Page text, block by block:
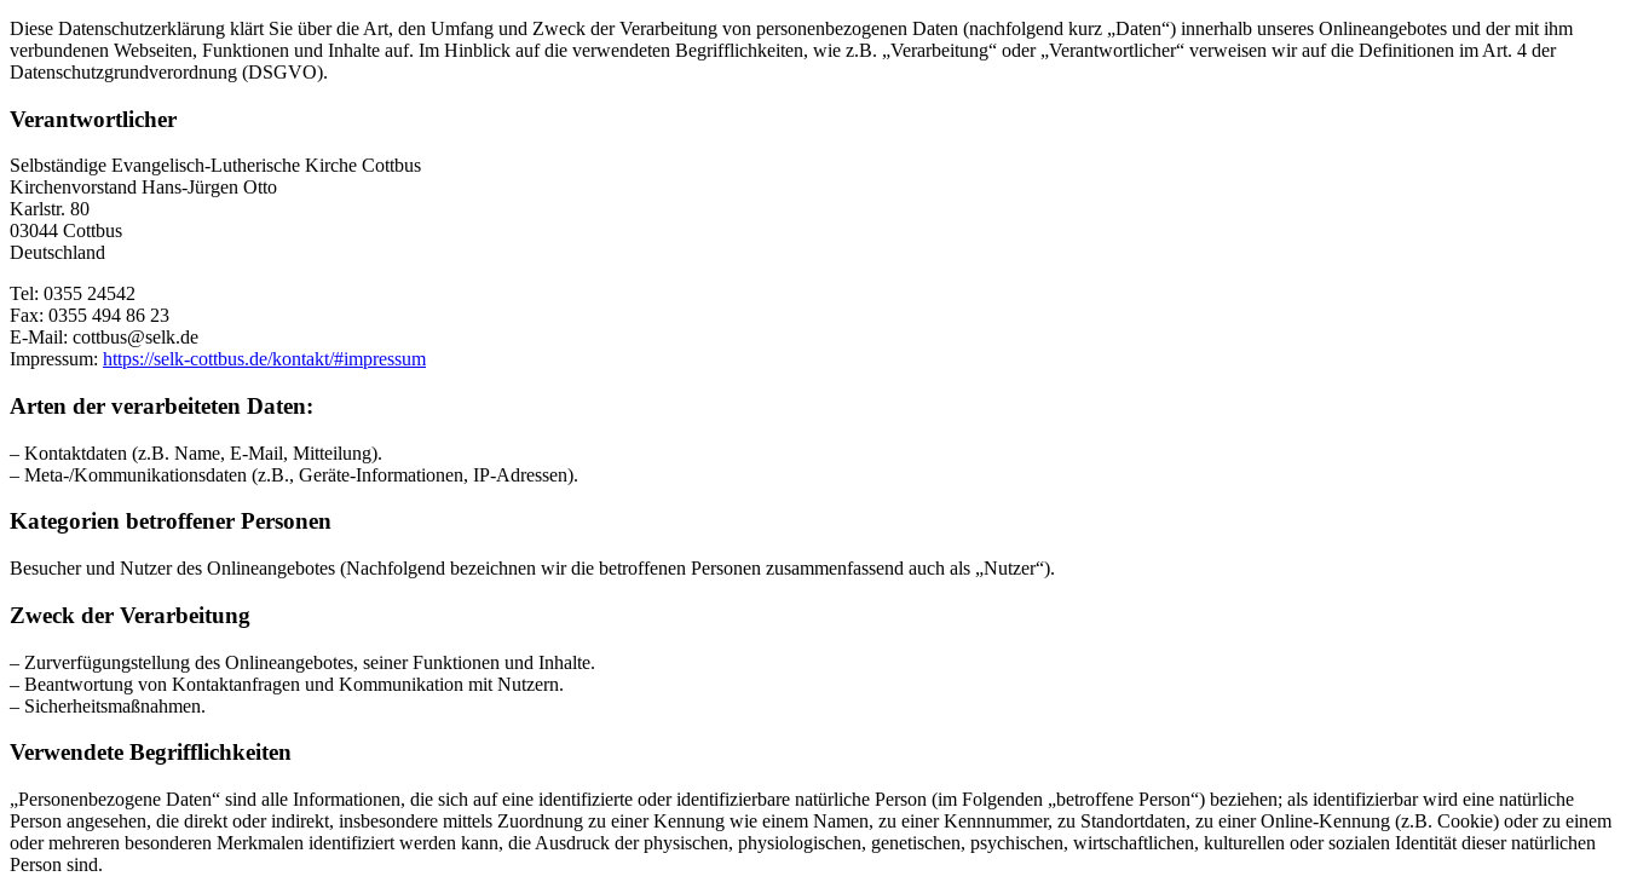
Diese Datenschutzerklärung klärt Sie über die Art, den Umfang und Zweck der Verarbeitung von personenbezogenen Daten (nachfolgend kurz „Daten“) innerhalb unseres Onlineangebotes und der mit ihm
verbundenen Webseiten, Funktionen und Inhalte auf. Im Hinblick auf die verwendeten Begrifflichkeiten, wie z.B. „Verarbeitung“ oder „Verantwortlicher“ verweisen wir auf die Definitionen im Art. 4 der
Datenschutzgrundverordnung (DSGVO).
Verantwortlicher
Selbständige Evangelisch-Lutherische Kirche Cottbus
Kirchenvorstand Hans-Jürgen Otto
Karlstr. 80
03044 Cottbus
Deutschland
Tel: 0355 24542
Fax: 0355 494 86 23
E-Mail: cottbus@selk.de
Impressum: https://selk-cottbus.de/kontakt/#impressum
Arten der verarbeiteten Daten:
– Kontaktdaten (z.B. Name, E-Mail, Mitteilung).
– Meta-/Kommunikationsdaten (z.B., Geräte-Informationen, IP-Adressen).
Kategorien betroffener Personen
Besucher und Nutzer des Onlineangebotes (Nachfolgend bezeichnen wir die betroffenen Personen zusammenfassend auch als „Nutzer“).
Zweck der Verarbeitung
– Zurverfügungstellung des Onlineangebotes, seiner Funktionen und Inhalte.
– Beantwortung von Kontaktanfragen und Kommunikation mit Nutzern.
– Sicherheitsmaßnahmen.
Verwendete Begrifflichkeiten
„Personenbezogene Daten“ sind alle Informationen, die sich auf eine identifizierte oder identifizierbare natürliche Person (im Folgenden „betroffene Person“) beziehen; als identifizierbar wird eine natürliche
Person angesehen, die direkt oder indirekt, insbesondere mittels Zuordnung zu einer Kennung wie einem Namen, zu einer Kennnummer, zu Standortdaten, zu einer Online-Kennung (z.B. Cookie) oder zu einem
oder mehreren besonderen Merkmalen identifiziert werden kann, die Ausdruck der physischen, physiologischen, genetischen, psychischen, wirtschaftlichen, kulturellen oder sozialen Identität dieser natürlichen
Person sind.